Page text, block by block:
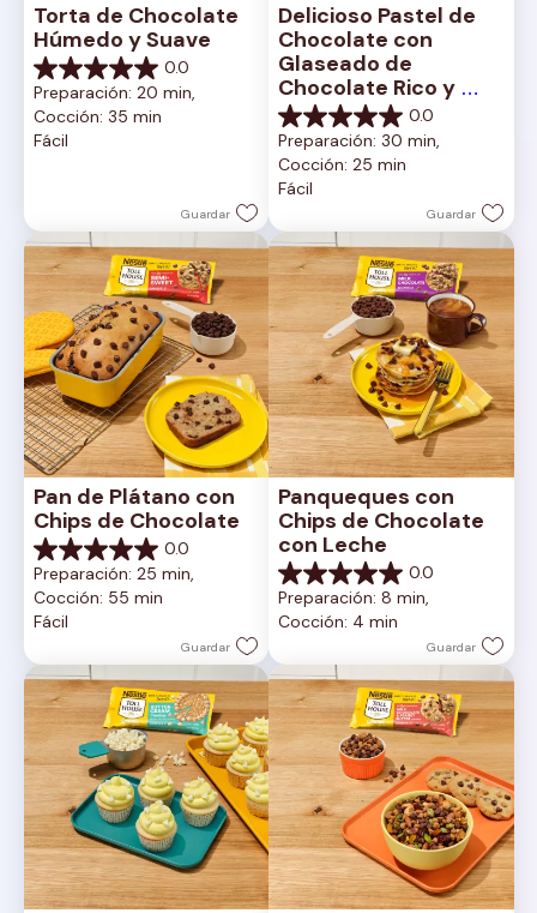
Torta de Chocolate
Húmedo y Suave
0.0
0.0
de
5
estrellas.
Preparación: 20 min,
Cocción: 35 min
Fácil
Guardar
Delicioso Pastel de
Chocolate con
Glaseado de
Chocolate Rico y
Cremoso
0.0
0.0
de
5
estrellas.
Preparación: 30 min,
Cocción: 25 min
Fácil
Guardar
Pan de Plátano con
Chips de Chocolate
0.0
0.0
de
5
estrellas.
Preparación: 25 min,
Cocción: 55 min
Fácil
Guardar
Panqueques con
Chips de Chocolate
con Leche
0.0
0.0
de
5
Preparación: 8 min,
Cocción: 4 min
Guardar